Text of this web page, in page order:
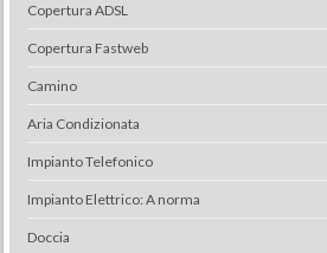
Copertura ADSL
Copertura Fastweb
Camino
Aria Condizionata
Impianto Telefonico
Impianto Elettrico: A norma
Doccia